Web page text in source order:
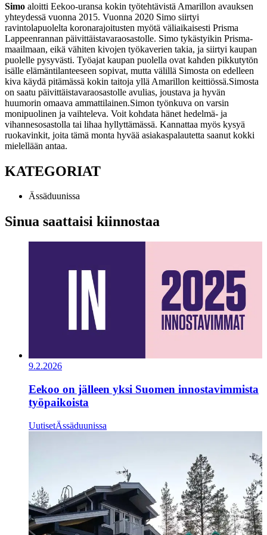
Simo aloitti Eekoo-uransa kokin työtehtävistä Amarillon avauksen
yhteydessä vuonna 2015. Vuonna 2020 Simo siirtyi
ravintolapuolelta koronarajoitusten myötä väliaikaisesti Prisma
Lappeenrannan päivittäistavaraosastolle. Simo tykästyikin Prisma-
maailmaan, eikä vähiten kivojen työkaverien takia, ja siirtyi kaupan
puolelle pysyvästi. Työajat kaupan puolella ovat kahden pikkutytön
isälle elämäntilanteeseen sopivat, mutta välillä Simosta on edelleen
kiva käydä pitämässä kokin taitoja yllä Amarillon keittiössä.Simosta
on saatu päivittäistavaraosastolle avulias, joustava ja hyvän
huumorin omaava ammattilainen.Simon työnkuva on varsin
monipuolinen ja vaihteleva. Voit kohdata hänet hedelmä- ja
vihannesosastolla tai lihaa hyllyttämässä. Kannattaa myös kysyä
ruokavinkit, joita tämä monta hyvää asiakaspalautetta saanut kokki
mielellään antaa.
KATEGORIAT
Ässäduunissa
Sinua saattaisi kiinnostaa
9.2.2026
Eekoo on jälleen yksi Suomen innostavimmista
työpaikoista
UutisetÄssäduunissa